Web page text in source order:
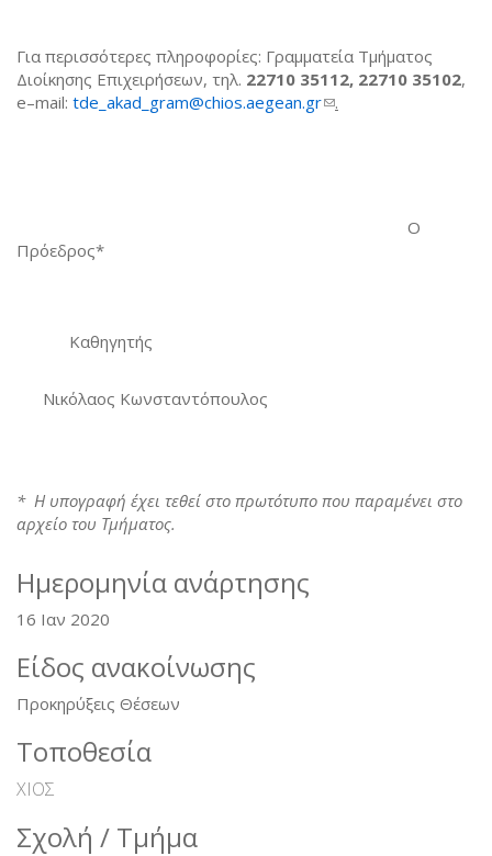
Για περισσότερες πληροφορίες: Γραμματεία Τμήματος
Διοίκησης Επιχειρήσεων, τηλ. 22710 35112, 22710 35102,
e–mail: tde_akad_gram@chios.aegean.gr(link sends e-mail)
.
Ο
Πρόεδρος*
Καθηγητής
Νικόλαος Κωνσταντόπουλος
* Η υπογραφή έχει τεθεί στο πρωτότυπο που παραμένει στο
αρχείο του Τμήματος.
Ημερομηνία ανάρτησης
16 Ιαν 2020
Είδος ανακοίνωσης
Προκηρύξεις Θέσεων
Τοποθεσία
ΧΙΟΣ
Σχολή / Τμήμα